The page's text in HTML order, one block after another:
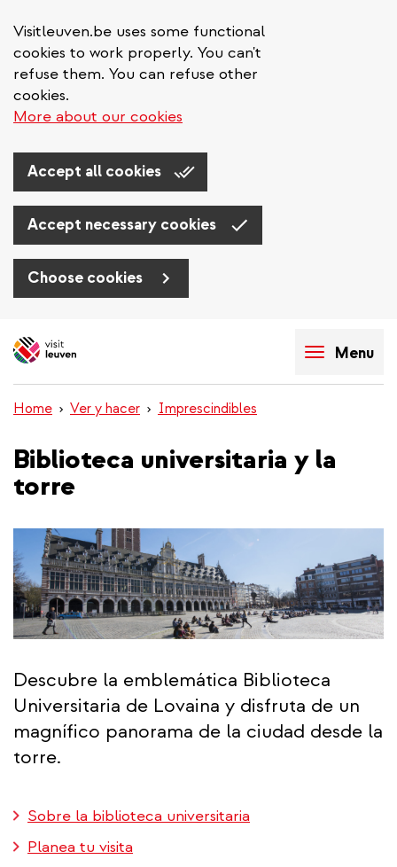
Visitleuven.be uses some functional
cookies to work properly. You can't
refuse them. You can refuse other
cookies.
More about our cookies
Accept all cookies
Accept necessary cookies
Choose cookies
to
Menu
Home Ver y hacer Imprescindibles
Biblioteca universitaria y la
torre
Descubre la emblemática Biblioteca
Universitaria de Lovaina y disfruta de un
magnífico panorama de la ciudad desde la
torre.
Sobre la biblioteca universitaria
Planea tu visita